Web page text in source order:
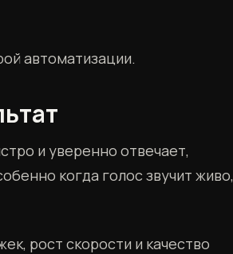
автоматизации.
и уверенно отвечает,
когда голос звучит живо,
рост скорости и качество